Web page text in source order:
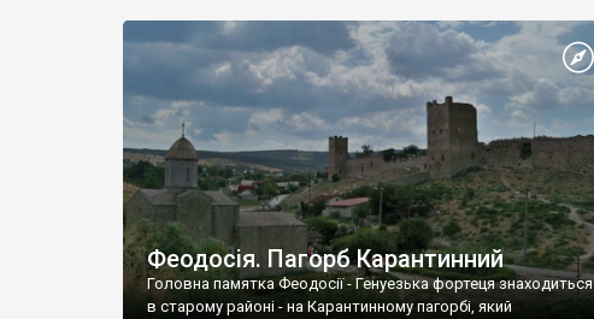
Феодосія. Пагорб Карантинний
Головна памятка Феодосії - Генуезька фортеця знаходиться
в старому районі - на Карантинному пагорбі, який